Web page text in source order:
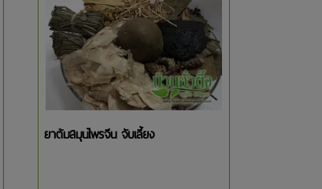
ยาต้มสมุนไพรจีน จับเลี้ยง